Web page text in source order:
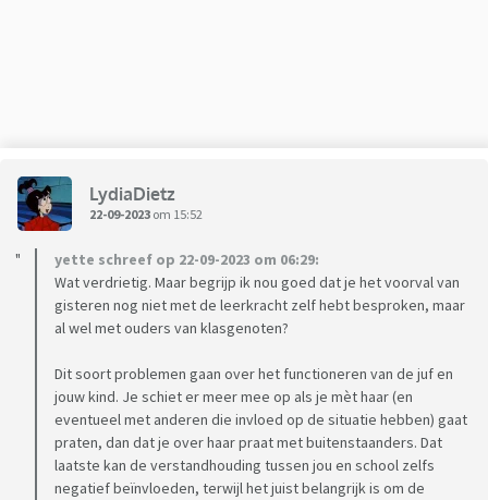
Mijn kind wil niet meer naar school en voelt zich nu ook heel
somber eigelijk al vanaf de eerste week. Wij willen dus nu
leerplichtambtenaar inschakelen omdat de donderdagen en
vrijdagen niet veilig zijn. Deze conclusie trekken wij aan de
hand van de uitspraken die de juf maakt. Zij vindt dat mijn
zoon niet mag terug reageren en snapt dat hij gepest wordt.
Eigelijk zei ze hij zoekt het zelf op.
juf van groep 3 ook. Onze zoon is een jongen die moeilijk uit
ze woorden komt door het stotteren, daarnaast komen
zinnen en niet vloeiend uit. Hij is dan ook al gauw het
pispaaltje.
Wat zijn verstandige stappen in deze?
LydiaDietz
22-09-2023 om 15:52
yette schreef op 22-09-2023 om 06:29:
Wat verdrietig. Maar begrijp ik nou goed dat je het voorval van
gisteren nog niet met de leerkracht zelf hebt besproken, maar
al wel met ouders van klasgenoten?
Dit soort problemen gaan over het functioneren van de juf en
jouw kind. Je schiet er meer mee op als je mèt haar (en
eventueel met anderen die invloed op de situatie hebben) gaat
praten, dan dat je over haar praat met buitenstaanders. Dat
laatste kan de verstandhouding tussen jou en school zelfs
negatief beïnvloeden, terwijl het juist belangrijk is om de